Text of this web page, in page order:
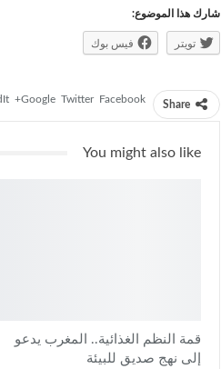
شارك هذا الموضوع:
تويتر فيس بوك
Share
Facebook
Twitter
Google+
You might also like
قمة النظم الغذائية.. المغرب يدعو
إلى نهج صديق للبيئة